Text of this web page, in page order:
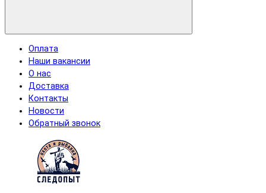
Оплата
Наши вакансии
О нас
Доставка
Контакты
Новости
Обратный звонок